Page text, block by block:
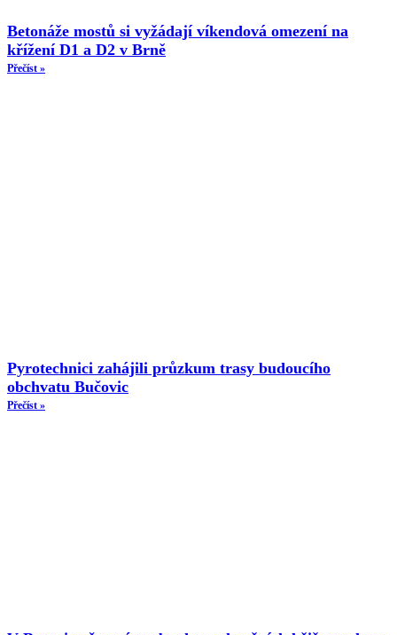
Betonáže mostů si vyžádají víkendová omezení na
křížení D1 a D2 v Brně
Přečíst »
Pyrotechnici zahájili průzkum trasy budoucího
obchvatu Bučovic
Přečíst »